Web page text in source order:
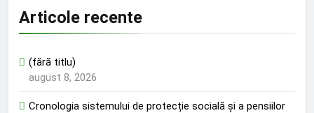
Articole recente
(fără titlu)
august 8, 2026
Cronologia sistemului de protecție socială și a pensiilor